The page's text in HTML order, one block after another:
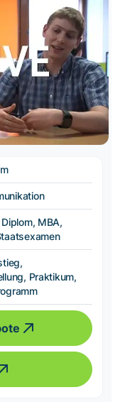
MBA,
Praktikum,